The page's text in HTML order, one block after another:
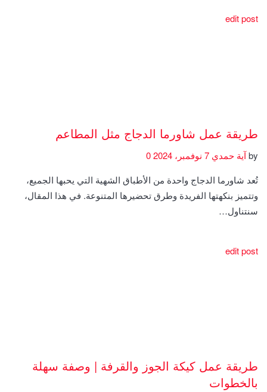
edit post
طريقة عمل شاورما الدجاج مثل المطاعم
byآية حمدي
تُعد شاورما الدجاج واحدة من الأطباق الشهية التي يحبها الجميع،
وتتميز بنكهتها الفريدة وطرق تحضيرها المتنوعة. في هذا المقال،
سنتناول…
edit post
طريقة عمل كيكة الجوز والقرفة | وصفة سهلة
بالخطوات